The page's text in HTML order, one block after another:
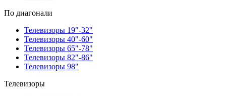
По диагонали
Телевизоры 19"-32"
Телевизоры 40"-60"
Телевизоры 65"-78"
Телевизоры 82"-86"
Телевизоры 98"
Телевизоры